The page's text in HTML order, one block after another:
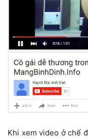
Khi xem video ở chế